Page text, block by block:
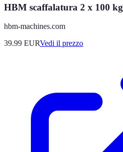
HBM scaffalatura 2 x 100 kg
hbm-machines.com
39.99 EURVedi il prezzo